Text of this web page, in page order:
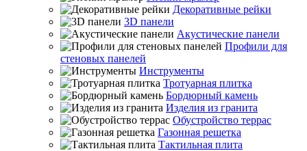
Декоративные рейки
3D панели
Акустические панели
Профили для
стеновых панелей
Инструменты
Тротуарная плитка
Бордюрный камень
Изделия из гранита
Обустройство террас
Газонная решетка
Тактильная плита